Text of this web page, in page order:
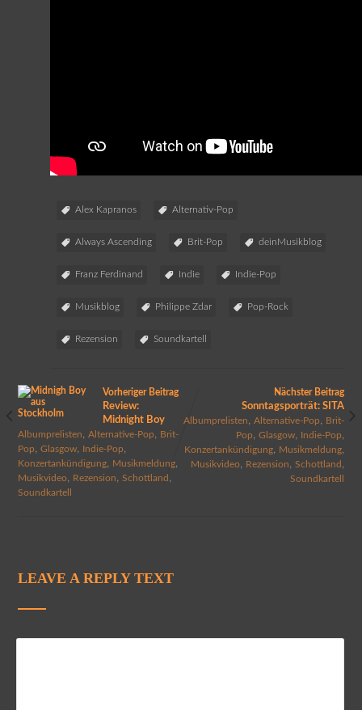
Alex Kapranos Alternativ-Pop
Always Ascending Brit-Pop deinMusikblog
Franz Ferdinand Indie Indie-Pop
Musikblog Philippe Zdar Pop-Rock
Rezension Soundkartell
Vorheriger Beitrag
Review:
Midnight Boy
Albumprelisten Alternative-Pop
Brit-
Pop
Glasgow, Indie-Pop
Konzertankündigung, Musikmeldung,
Musikvideo, Rezension Schottland
Soundkartell
Nächster Beitrag
Sonntagsporträt: SITA
Albumprelisten ,Alternative-Pop
Brit-
Pop
,Glasgow Indie-Pop
Konzertankündigung Musikmeldung
Musikvideo Rezension ,Schottland
Soundkartell
LEAVE A REPLY TEXT